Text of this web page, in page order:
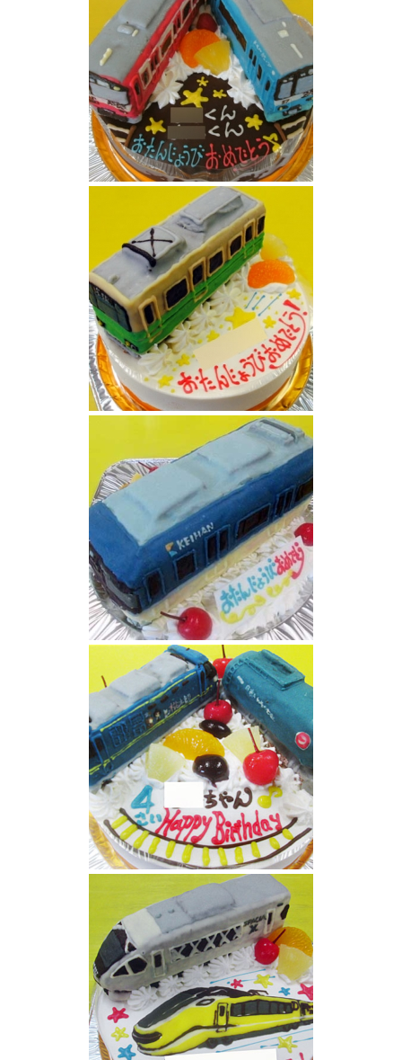
江ノ島電鉄1000形旧塗装電車ケーキ
京阪電車3000系青色ケーキ
桃太郎電車とタンク車立体のせケーキ